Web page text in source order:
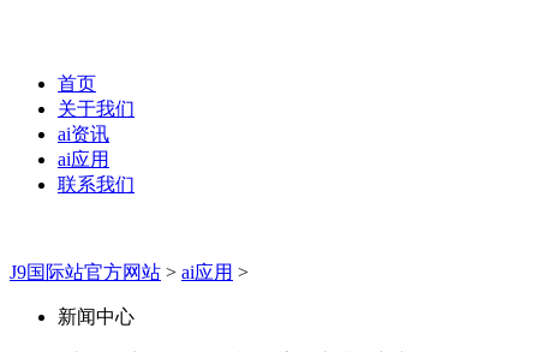
首页
关于我们
ai资讯
ai应用
联系我们
J9国际站官方网站 > ai应用 >
新闻中心